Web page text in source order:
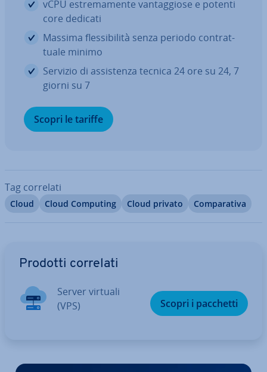
vCPU estre­ma­men­te van­tag­gio­se e potenti
core dedicati
Massima fles­si­bi­li­tà senza periodo con­trat­
tua­le minimo
Servizio di as­si­sten­za tecnica 24 ore su 24, 7
giorni su 7
Scopri le tariffe
Tag correlati
Cloud Cloud Computing Cloud privato Com­pa­ra­ti­va
Prodotti correlati
Server virtuali
(VPS)
Scopri i pacchetti